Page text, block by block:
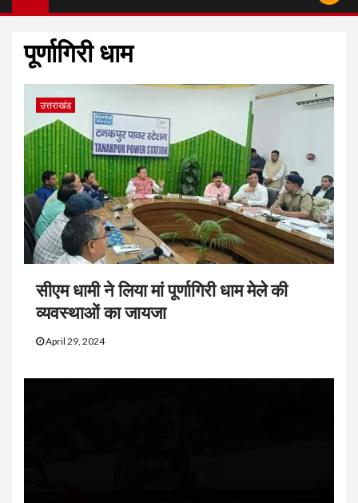
पूर्णागिरी धाम
उत्तराखंड
सीएम धामी ने लिया मां पूर्णागिरी धाम मेले की
व्यवस्थाओं का जायजा
April 29, 2024